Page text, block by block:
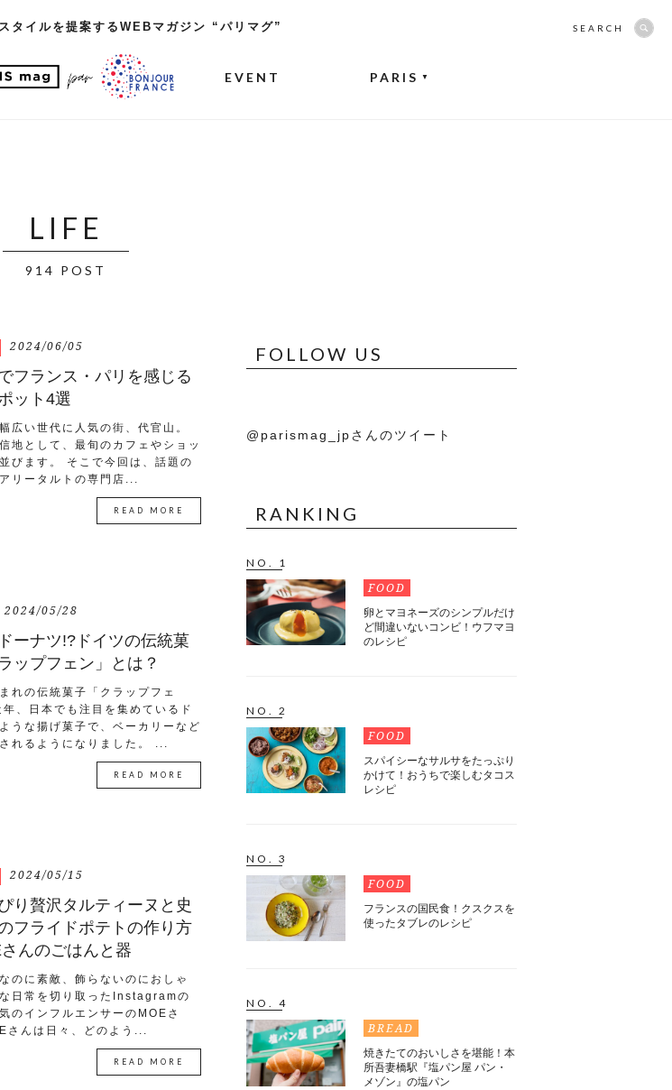
タイルを提案するWEBマガジン “パリマグ”
EVENT PARIS ▼
SEARCH
LIFE
914 POST
2024/06/05
フランス・パリを感じる
ット4選
広い世代に人気の街、代官山。
地として、最旬のカフェやショッ
びます。 そこで今回は、話題の
リータルトの専門店...
READ MORE
2024/05/28
ーナツ!?ドイツの伝統菓
ップフェン」とは？
れの伝統菓子「クラップフェ
、日本でも注目を集めているド
うな揚げ菓子で、ベーカリーなど
れるようになりました。 ...
READ MORE
2024/05/15
り贅沢タルティーヌと史
フライドポテトの作り方
さんのごはんと器
のに素敵、飾らないのにおしゃ
日常を切り取ったInstagramの
のインフルエンサーのMOEさ
さんは日々、どのよう...
READ MORE
FOLLOW US
@parismag_jpさんのツイート
RANKING
NO. 1
FOOD
卵とマヨネーズのシンプルだけ
ど間違いないコンビ！ウフマヨ
のレシピ
NO. 2
FOOD
スパイシーなサルサをたっぷり
かけて！おうちで楽しむタコス
レシピ
NO. 3
FOOD
フランスの国民食！クスクスを
使ったタブレのレシピ
NO. 4
BREAD
焼きたてのおいしさを堪能！本
所吾妻橋駅『塩パン屋 パン・
メゾン』の塩パン